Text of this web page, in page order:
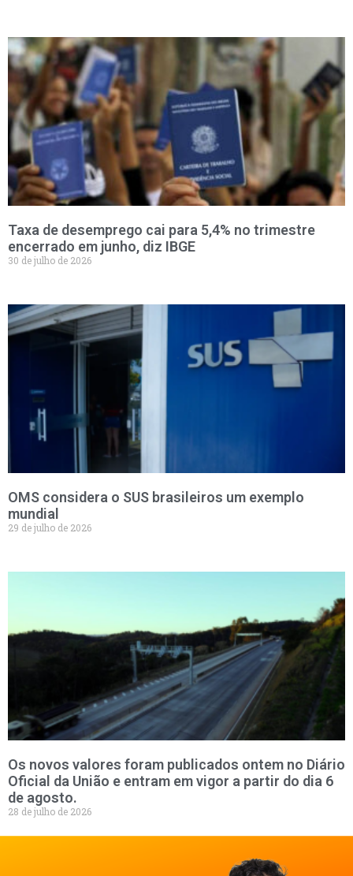
Taxa de desemprego cai para 5,4% no trimestre
encerrado em junho, diz IBGE
30 de julho de 2026
OMS considera o SUS brasileiros um exemplo
mundial
29 de julho de 2026
Os novos valores foram publicados ontem no Diário
Oficial da União e entram em vigor a partir do dia 6
de agosto.
28 de julho de 2026